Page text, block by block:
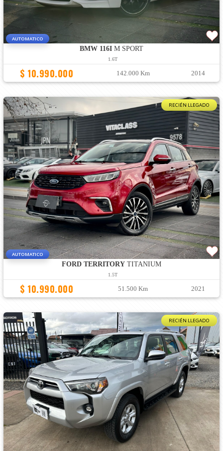
AUTOMATICO
BMW 116IM SPORT
1.6T
$ 10.990.000 142.000 Km 2014
RECIÉN LLEGADO
AUTOMATICO
FORD TERRITORYTITANIUM
1.5T
$ 10.990.000 51.500 Km 2021
RECIÉN LLEGADO